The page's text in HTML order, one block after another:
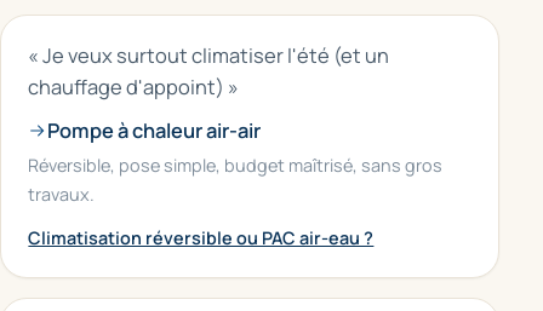
« Je veux surtout climatiser l'été (et un
chauffage d'appoint) »
Pompe à chaleur air-air
Réversible, pose simple, budget maîtrisé, sans gros
travaux.
Climatisation réversible ou PAC air-eau ?